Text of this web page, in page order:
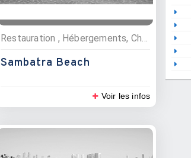
Sambatra Beach
Voir les infos